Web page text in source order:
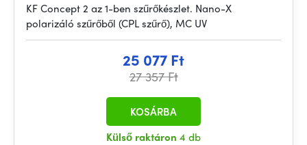
KF Concept 2 az 1-ben szűrőkészlet. Nano-X
polarizáló szűrőből (CPL szűrő), MC UV
25 077 Ft
27 357 Ft
Külső raktáron 4 db
KOSÁRBA